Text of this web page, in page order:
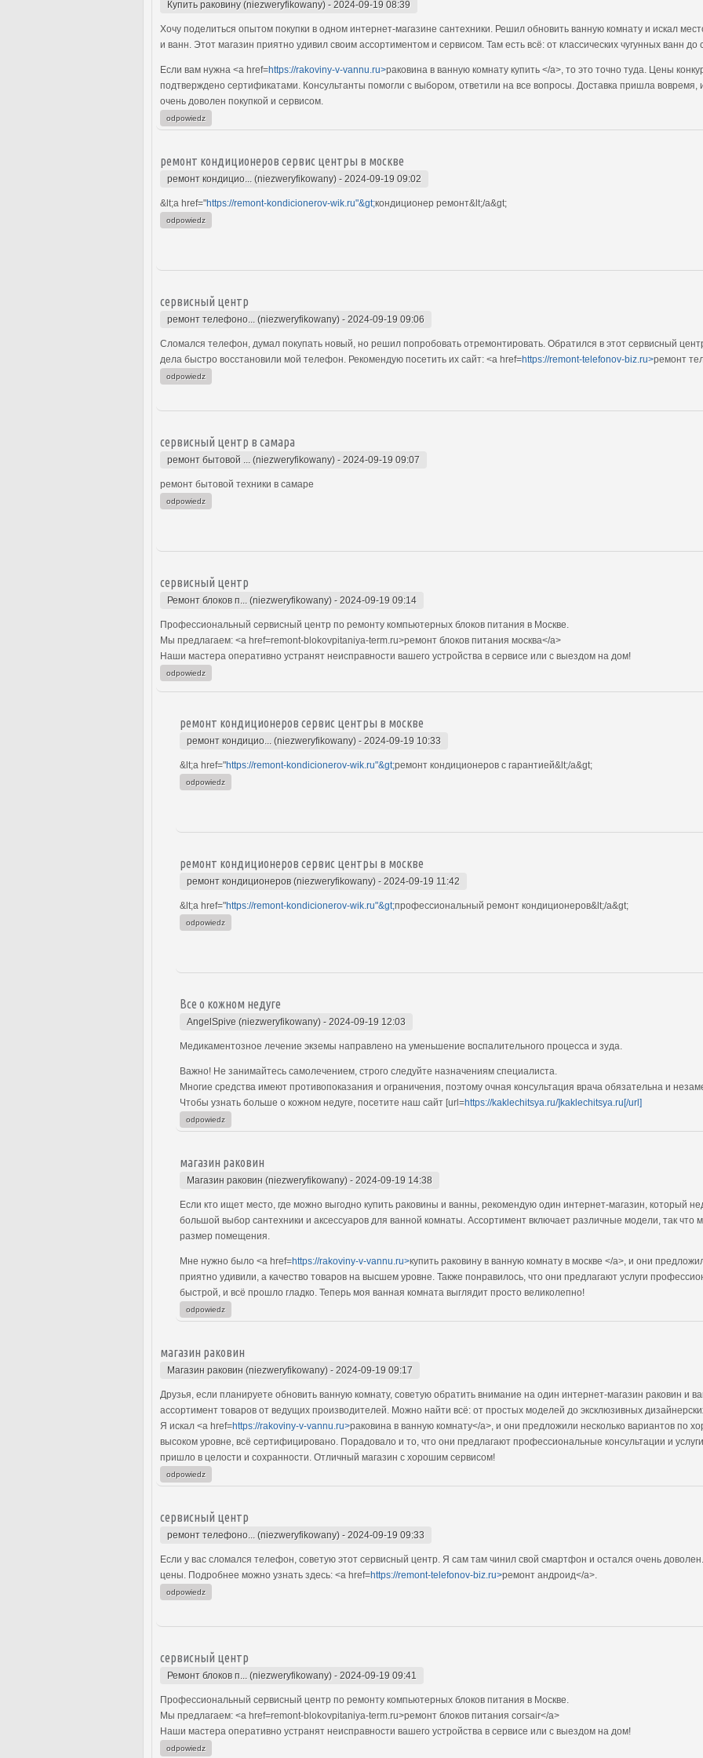
Купить раковину (niezweryfikowany) - 2024-09-19 08:39
Хочу поделиться опытом покупки в одном интернет-магазине сантехники. Решил обновить ванную комнату и искал
и ванн. Этот магазин приятно удивил своим ассортиментом и сервисом. Там есть всё: от классических чугунных ванн
Если вам нужна <a href=https://rakoviny-v-vannu.ru>раковина в ванную комнату купить </a>, то это точно туда. Цены
подтверждено сертификатами. Консультанты помогли с выбором, ответили на все вопросы. Доставка пришла вовремя,
очень доволен покупкой и сервисом.
odpowiedz
ремонт кондиционеров сервис центры в москве
ремонт кондицио... (niezweryfikowany) - 2024-09-19 09:02
&lt;a href="https://remont-kondicionerov-wik.ru"&gt;кондиционер ремонт&lt;/a&gt;
odpowiedz
сервисный центр
ремонт телефоно... (niezweryfikowany) - 2024-09-19 09:06
Сломался телефон, думал покупать новый, но решил попробовать отремонтировать. Обратился в этот сервисный
дела быстро восстановили мой телефон. Рекомендую посетить их сайт: <a href=https://remont-telefonov-biz.ru>ремонт
odpowiedz
сервисный центр в самара
ремонт бытовой ... (niezweryfikowany) - 2024-09-19 09:07
ремонт бытовой техники в самаре
odpowiedz
сервисный центр
Ремонт блоков п... (niezweryfikowany) - 2024-09-19 09:14
Профессиональный сервисный центр по ремонту компьютерных блоков питания в Москве.
Мы предлагаем: <a href=remont-blokovpitaniya-term.ru>ремонт блоков питания москва</a>
Наши мастера оперативно устранят неисправности вашего устройства в сервисе или с выездом на дом!
odpowiedz
ремонт кондиционеров сервис центры в москве
ремонт кондицио... (niezweryfikowany) - 2024-09-19 10:33
&lt;a href="https://remont-kondicionerov-wik.ru"&gt;ремонт кондиционеров с гарантией&lt;/a&gt;
odpowiedz
ремонт кондиционеров сервис центры в москве
ремонт кондиционеров (niezweryfikowany) - 2024-09-19 11:42
&lt;a href="https://remont-kondicionerov-wik.ru"&gt;профессиональный ремонт кондиционеров&lt;/a&gt;
odpowiedz
Все о кожном недуге
AngelSpive (niezweryfikowany) - 2024-09-19 12:03
Медикаментозное лечение экземы направлено на уменьшение воспалительного процесса и зуда.
Важно! Не занимайтесь самолечением, строго следуйте назначениям специалиста.
Многие средства имеют противопоказания и ограничения, поэтому очная консультация врача обязательна и
Чтобы узнать больше о кожном недуге, посетите наш сайт [url=https://kaklechitsya.ru/]kaklechitsya.ru[/url]
odpowiedz
магазин раковин
Магазин раковин (niezweryfikowany) - 2024-09-19 14:38
Если кто ищет место, где можно выгодно купить раковины и ванны, рекомендую один интернет-магазин, который
большой выбор сантехники и аксессуаров для ванной комнаты. Ассортимент включает различные модели, так что
размер помещения.
Мне нужно было <a href=https://rakoviny-v-vannu.ru>купить раковину в ванную комнату в москве </a>, и они
приятно удивили, а качество товаров на высшем уровне. Также понравилось, что они предлагают услуги
быстрой, и всё прошло гладко. Теперь моя ванная комната выглядит просто великолепно!
odpowiedz
магазин раковин
Магазин раковин (niezweryfikowany) - 2024-09-19 09:17
Друзья, если планируете обновить ванную комнату, советую обратить внимание на один интернет-магазин раковин и
ассортимент товаров от ведущих производителей. Можно найти всё: от простых моделей до эксклюзивных
Я искал <a href=https://rakoviny-v-vannu.ru>раковина в ванную комнату</a>, и они предложили несколько вариантов по
высоком уровне, всё сертифицировано. Порадовало и то, что они предлагают профессиональные консультации и
пришло в целости и сохранности. Отличный магазин с хорошим сервисом!
odpowiedz
сервисный центр
ремонт телефоно... (niezweryfikowany) - 2024-09-19 09:33
Если у вас сломался телефон, советую этот сервисный центр. Я сам там чинил свой смартфон и остался очень
цены. Подробнее можно узнать здесь: <a href=https://remont-telefonov-biz.ru>ремонт андроид</a>.
odpowiedz
сервисный центр
Ремонт блоков п... (niezweryfikowany) - 2024-09-19 09:41
Профессиональный сервисный центр по ремонту компьютерных блоков питания в Москве.
Мы предлагаем: <a href=remont-blokovpitaniya-term.ru>ремонт блоков питания corsair</a>
Наши мастера оперативно устранят неисправности вашего устройства в сервисе или с выездом на дом!
odpowiedz